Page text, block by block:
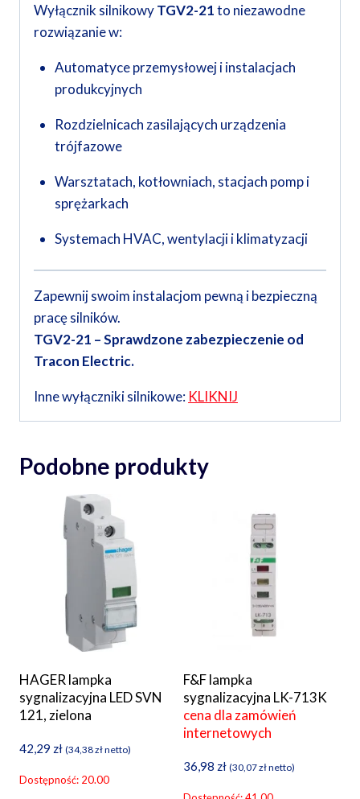
Wyłącznik silnikowyTGV2-21to niezawodne
rozwiązanie w:
Automatyce przemysłowej i instalacjach
produkcyjnych
Rozdzielnicach zasilających urządzenia
trójfazowe
Warsztatach, kotłowniach, stacjach pomp i
sprężarkach
Systemach HVAC, wentylacji i klimatyzacji
Zapewnij swoim instalacjom pewną i bezpieczną
pracę silników.
TGV2-21 – Sprawdzone zabezpieczenie od
Tracon Electric.
Inne wyłączniki silnikowe: KLIKNIJ
Podobne produkty
HAGER lampka
sygnalizacyjna LED SVN
121, zielona
42,29 zł (34,38złnetto)
Dostępność: 20.00
F&F lampka
sygnalizacyjna LK-713K
cena dla zamówień
internetowych
36,98 zł (30,07złnetto)